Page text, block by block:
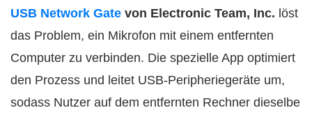
USB Network Gate von Electronic Team, Inc. löst
das Problem, ein Mikrofon mit einem entfernten
Computer zu verbinden. Die spezielle App optimiert
den Prozess und leitet USB-Peripheriegeräte um,
sodass Nutzer auf dem entfernten Rechner dieselbe